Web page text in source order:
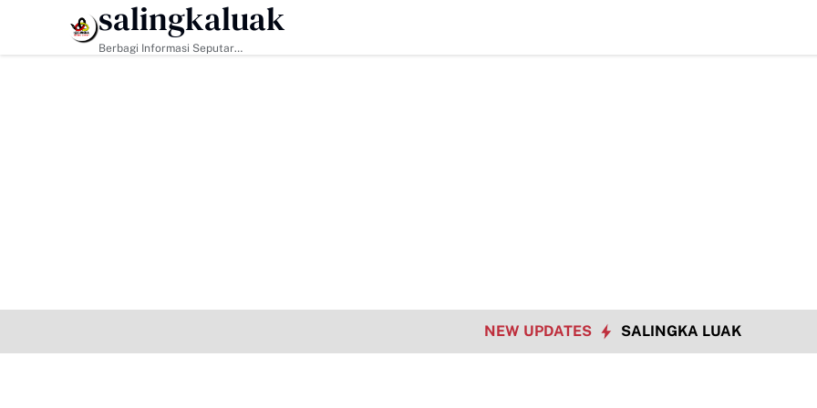
HEADLINE TMMD ke-129 Tak Hanya Bangun Jalan, Bekali Warga Buluh Kasok dengan Kesiapsiagaan Bencana Walikota
salingkaluak
Berbagi Informasi Seputar
NEW UPDATES SALINGKA LUAK